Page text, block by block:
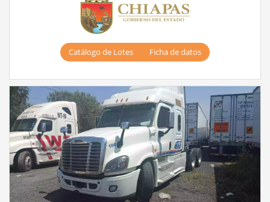
Catálogo de Lotes Ficha de datos